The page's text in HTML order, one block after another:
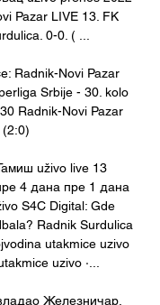
Pazar LIVE 13. FK
0-0. ( ...
Radnik-Novi Pazar
Srbije - 30. kolo
Radnik-Novi Pazar
(2:0)
uživo live 13
4 дана пре 1 дана
S4C Digital: Gde
Radnik Surdulica
utakmice uzivo
uzivo ·...
Железничар,